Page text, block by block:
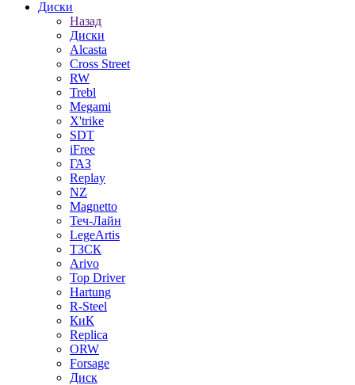
Диски
Назад
Диски
Alcasta
Cross Street
RW
Trebl
Megami
X'trike
SDT
iFree
ГАЗ
Replay
NZ
Magnetto
Теч-Лайн
LegeArtis
ТЗСК
Arivo
Top Driver
Hartung
R-Steel
КиК
Replica
ORW
Forsage
Диск